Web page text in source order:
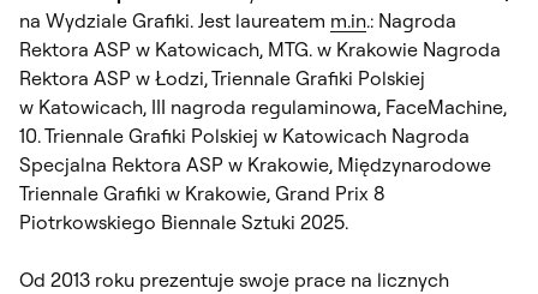
na Wydziale Grafiki. Jest laureatem m.in.: Nagroda
Rektora ASP w Katowicach, MTG. w Krakowie Nagroda
Rektora ASP w Łodzi, Triennale Grafiki Polskiej
w Katowicach, III nagroda regulaminowa, FaceMachine,
10. Triennale Grafiki Polskiej w Katowicach Nagroda
Specjalna Rektora ASP w Krakowie, Międzynarodowe
Triennale Grafiki w Krakowie, Grand Prix 8
Piotrkowskiego Biennale Sztuki 2025.
Od 2013 roku prezentuje swoje prace na licznych